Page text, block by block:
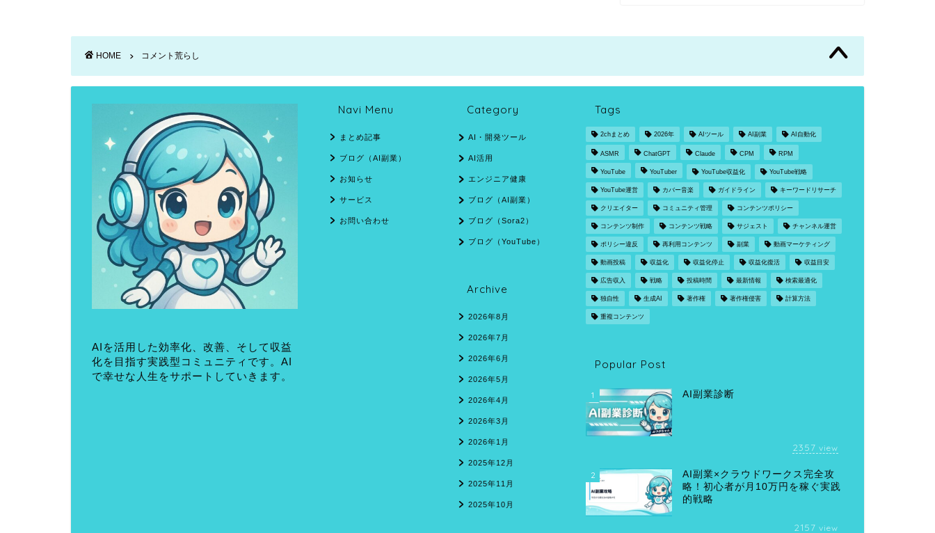
HOME コメント荒らし
AIを活用した効率化、改善、そして収益
化を目指す実践型コミュニティです。AI
で幸せな人生をサポートしていきます。
Navi Menu
まとめ記事
ブログ（AI副業）
お知らせ
サービス
お問い合わせ
Category
AI・開発ツール
AI活用
エンジニア健康
ブログ（AI副業）
ブログ（Sora2）
ブログ（YouTube）
Archive
2026年8月
2026年7月
2026年6月
2026年5月
2026年4月
2026年3月
2026年1月
2025年12月
2025年11月
2025年10月
Tags
2chまとめ 2026年 AIツール AI副業 AI自動化
ASMR ChatGPT Claude CPM RPM
YouTube YouTuber YouTube収益化 YouTube戦略
YouTube運営 カバー音楽 ガイドライン キーワードリサーチ
クリエイター コミュニティ管理 コンテンツポリシー
コンテンツ制作 コンテンツ戦略 サジェスト チャンネル運営
ポリシー違反 再利用コンテンツ 副業 動画マーケティング
動画投稿 収益化 収益化停止 収益化復活 収益目安
広告収入 戦略 投稿時間 最新情報 検索最適化
独自性 生成AI 著作権 著作権侵害 計算方法
重複コンテンツ
Popular Post
1 AI副業診断
2357 view
2
AI副業×クラウドワークス完全攻
略！初心者が月10万円を稼ぐ実践
的戦略
2157 view